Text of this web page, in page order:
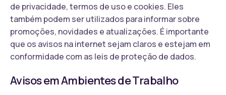
de privacidade, termos de uso e cookies. Eles
também podem ser utilizados para informar sobre
promoções, novidades e atualizações. É importante
que os avisos na internet sejam claros e estejam em
conformidade com as leis de proteção de dados.
Avisos em Ambientes de Trabalho